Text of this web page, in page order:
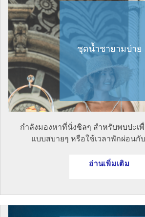
ชุดน้ำชายามบ่าย
กำลังมองหาที่นั่งชิลๆ สำหรับพบปะเ
แบบสบายๆ หรือใช้เวลาพักผ่อนกั
อ่านเพิ่มเติม